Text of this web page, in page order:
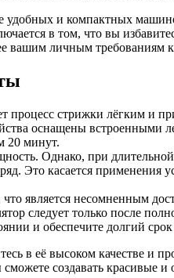
удобных и компактных
в том, что вы
личным требованиям к
стрижки лёгким и
оснащены
20 минут.
Однако, при
Это касается
является несомненным
следует только после
и обеспечите долгий
в её высоком качестве и
создавать красивые